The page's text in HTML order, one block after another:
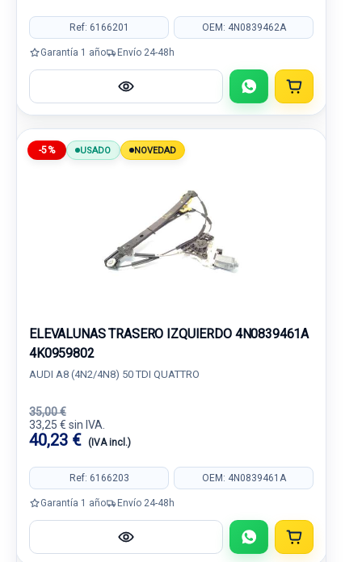
Ref: 6166201 OEM: 4N0839462A
Garantía 1 año Envío 24-48h
-5% USADO NOVEDAD
ELEVALUNAS TRASERO IZQUIERDO 4N0839461A
4K0959802
AUDI A8 (4N2/4N8) 50 TDI QUATTRO
35,00 €
33,25 € sin IVA.
40,23 € (IVA incl.)
Ref: 6166203 OEM: 4N0839461A
Garantía 1 año Envío 24-48h